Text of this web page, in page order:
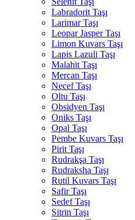
Labradorit Taşı
Larimar Taşı
Leopar Jasper Taşı
Limon Kuvars Taşı
Lapis Lazuli Taşı
Malahit Taşı
Mercan Taşı
Necef Taşı
Oltu Taşı
Obsidyen Taşı
Oniks Taşı
Opal Taşı
Pembe Kuvars Taşı
Pirit Taşı
Rudrakşa Taşı
Rudraksha Taşı
Rutil Kuvars Taşı
Safir Taşı
Sedef Taşı
Sitrin Taşı